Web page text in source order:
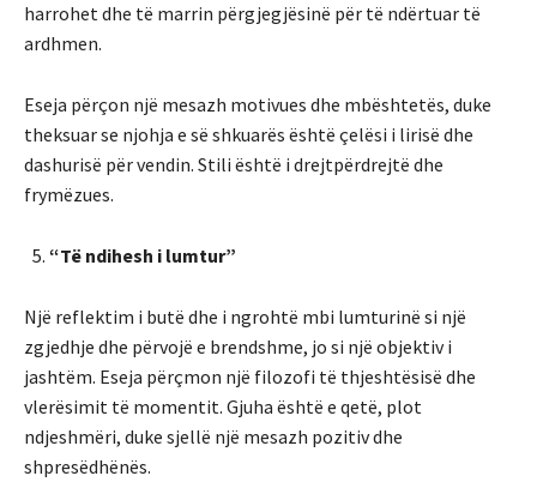
harrohet dhe të marrin përgjegjësinë për të ndërtuar të
ardhmen.
Eseja përçon një mesazh motivues dhe mbështetës, duke
theksuar se njohja e së shkuarës është çelësi i lirisë dhe
dashurisë për vendin. Stili është i drejtpërdrejtë dhe
frymëzues.
“Të ndihesh i lumtur”
Një reflektim i butë dhe i ngrohtë mbi lumturinë si një
zgjedhje dhe përvojë e brendshme, jo si një objektiv i
jashtëm. Eseja përçmon një filozofi të thjeshtësisë dhe
vlerësimit të momentit. Gjuha është e qetë, plot
ndjeshmëri, duke sjellë një mesazh pozitiv dhe
shpresëdhënës.